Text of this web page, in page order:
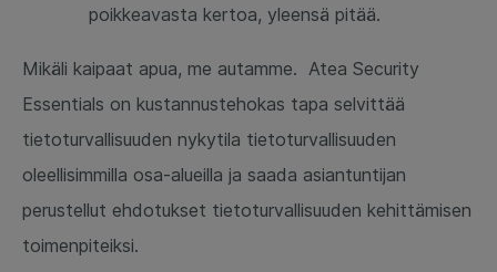
poikkeavasta kertoa, yleensä pitää.
Mikäli kaipaat apua, me autamme. Atea Security
Essentials on kustannustehokas tapa selvittää
tietoturvallisuuden nykytila tietoturvallisuuden
oleellisimmilla osa-alueilla ja saada asiantuntijan
perustellut ehdotukset tietoturvallisuuden kehittämisen
toimenpiteiksi.